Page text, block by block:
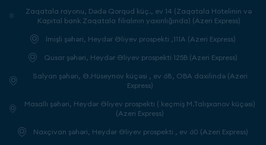
Zaqatala rayonu, Dədə Qorqud küç., ev 14 (Zaqatala Hotelinin və
Kapital bank Zaqatala filialının yaxınlığında) (Azeri Express)
İmişli şəhəri, Heydər Əliyev prospekti ,111A (Azeri Express)
Qusar şəhəri, Heydər Əliyev prospekti 125B (Azeri Express)
Salyan şəhəri, Ə.Hüseynov küçəsi , ev 68, OBA daxilində (Azeri
Express)
Masallı şəhəri, Heydər Əliyev prospektı ( keçmiş M.Talışxanov küçəsi)
(Azeri Express)
Naxçivan şəhəri, Heydər Əliyev prospekti , ev 60 (Azeri Express)